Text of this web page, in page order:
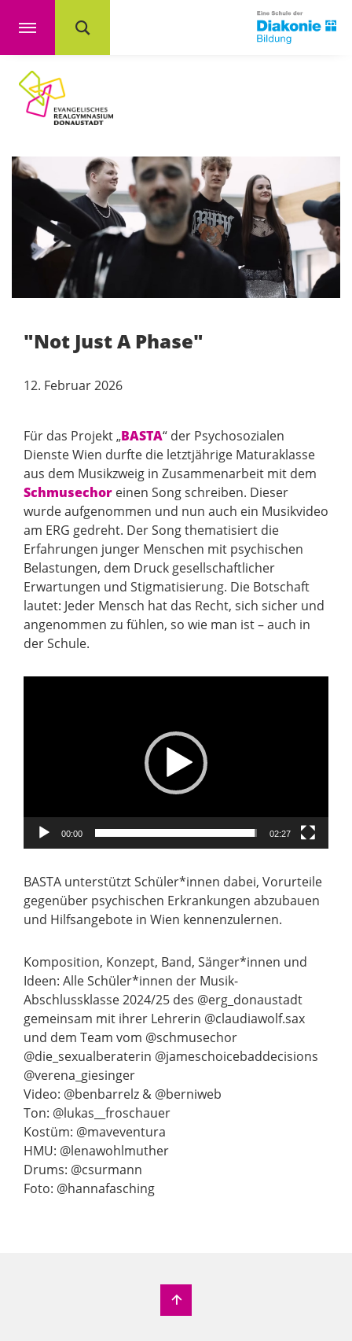
"Not Just A Phase"
12. Februar 2026
Für das Projekt „BASTA“ der Psychosozialen
Dienste Wien durfte die letztjährige Maturaklasse
aus dem Musikzweig in Zusammenarbeit mit dem
Schmusechor einen Song schreiben. Dieser
wurde aufgenommen und nun auch ein Musikvideo
am ERG gedreht. Der Song thematisiert die
Erfahrungen junger Menschen mit psychischen
Belastungen, dem Druck gesellschaftlicher
Erwartungen und Stigmatisierung. Die Botschaft
lautet: Jeder Mensch hat das Recht, sich sicher und
angenommen zu fühlen, so wie man ist – auch in
der Schule.
00:00 02:27
BASTA unterstützt Schüler*innen dabei, Vorurteile
gegenüber psychischen Erkrankungen abzubauen
und Hilfsangebote in Wien kennenzulernen.
Komposition, Konzept, Band, Sänger*innen und
Ideen: Alle Schüler*innen der Musik-
Abschlussklasse 2024/25 des @erg_donaustadt
gemeinsam mit ihrer Lehrerin @claudiawolf.sax
und dem Team vom @schmusechor
@die_sexualberaterin @jameschoicebaddecisions
@verena_giesinger
Video: @benbarrelz & @berniweb
Ton: @lukas__froschauer
Kostüm: @maveventura
HMU: @lenawohlmuther
Drums: @csurmann
Foto: @hannafasching